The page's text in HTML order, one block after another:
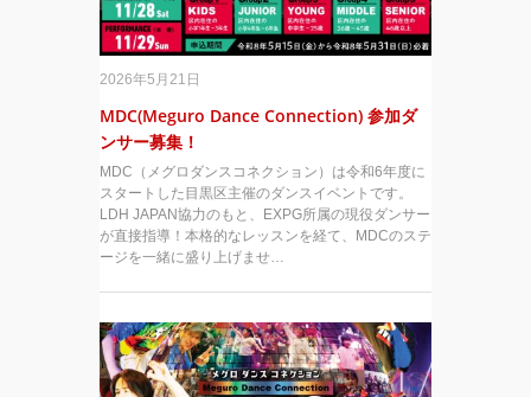
2026年5月21日
MDC(Meguro Dance Connection) 参加ダ
ンサー募集！
MDC（メグロダンスコネクション）は令和6年度に
スタートした目黒区主催のダンスイベントです。
LDH JAPAN協力のもと、EXPG所属の現役ダンサー
が直接指導！本格的なレッスンを経て、MDCのステ
ージを一緒に盛り上げませ…